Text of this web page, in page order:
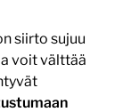
siirto sujuu
voit välttää